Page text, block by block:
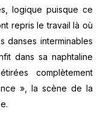
logique puisque ce
repris le travail là où
danses interminables
dans sa naphtaline
complètement
», la scène de la